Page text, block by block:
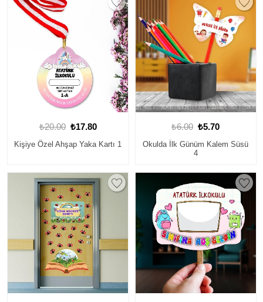
₺20.00 ₺17.80
Kişiye Özel Ahşap Yaka Kartı 1
₺6.00 ₺5.70
Okulda İlk Günüm Kalem Süsü
4